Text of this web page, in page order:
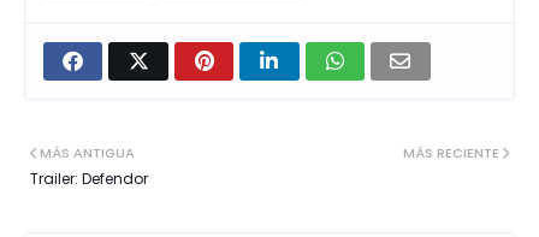
MÁS RECIENTE
MÁS ANTIGUA
Trailer: Defendor